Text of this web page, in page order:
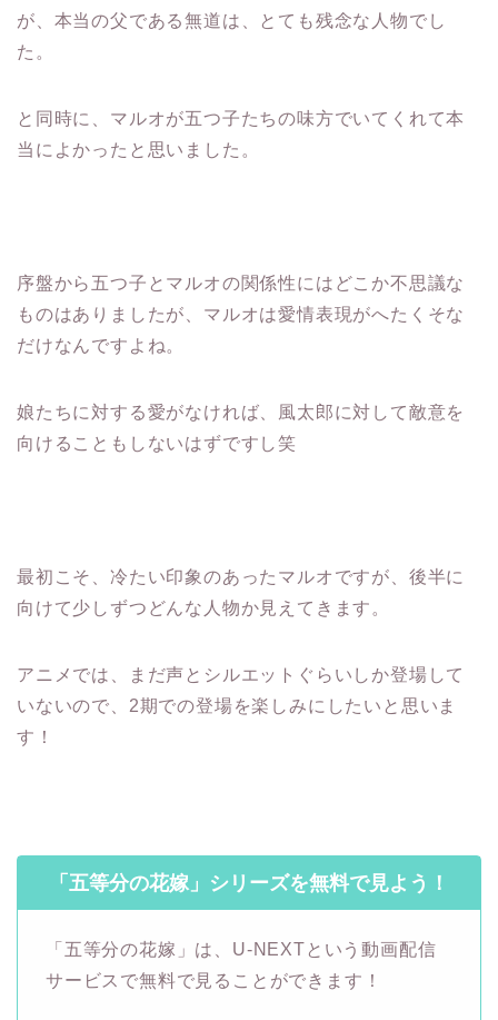
が、本当の父である無道は、とても残念な人物でし
た。
と同時に、マルオが五つ子たちの味方でいてくれて本
当によかったと思いました。
序盤から五つ子とマルオの関係性にはどこか不思議な
ものはありましたが、マルオは愛情表現がへたくそな
だけなんですよね。
娘たちに対する愛がなければ、風太郎に対して敵意を
向けることもしないはずですし笑
最初こそ、冷たい印象のあったマルオですが、後半に
向けて少しずつどんな人物か見えてきます。
アニメでは、まだ声とシルエットぐらいしか登場して
いないので、2期での登場を楽しみにしたいと思いま
す！
「五等分の花嫁」シリーズを無料で見よう！
「五等分の花嫁」は、U-NEXTという動画配信
サービスで無料で見ることができます！